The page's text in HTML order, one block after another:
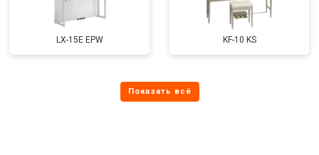
LX-15E EPW KF-10 KS